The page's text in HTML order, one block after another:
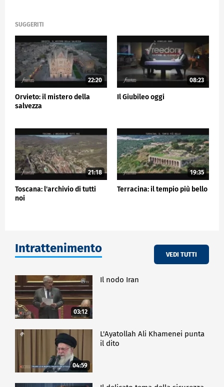
SUGGERITI
22:20
Orvieto: il mistero della
salvezza
08:23
Il Giubileo oggi
21:18
Toscana: l'archivio di tutti
noi
19:35
Terracina: il tempio più bello
Intrattenimento VEDI TUTTI
03:12
Il nodo Iran
04:59
L'Ayatollah Ali Khamenei punta
il dito